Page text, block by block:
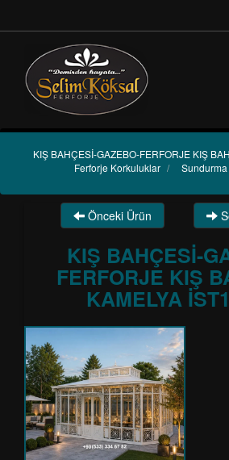
KIŞ BAHÇESİ-GAZEBO-FERFORJE KIŞ
Sundurma
Ferforje Korkuluklar /
Önceki Ürün
KIŞ BAHÇESİ-
FERFORJE KIŞ
KAMELYA